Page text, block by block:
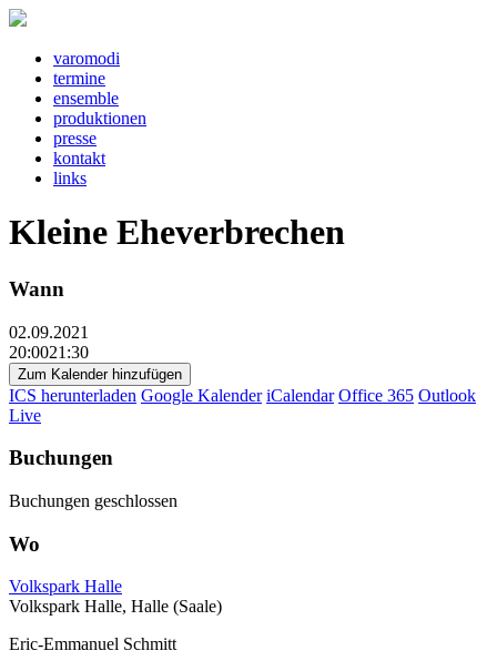
varomodi
termine
ensemble
produktionen
presse
kontakt
links
Kleine Eheverbrechen
Wann
02.09.2021
20:0021:30
Zum Kalender hinzufügen
ICS herunterladen Google Kalender iCalendar Office 365 Outlook
Live
Buchungen
Buchungen geschlossen
Wo
Volkspark Halle
Volkspark Halle, Halle (Saale)
Eric-Emmanuel Schmitt